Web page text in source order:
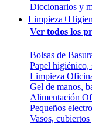
Diccionarios y
Ver todos los
Bolsas de
Papel higiénico,
Limpieza
Gel de manos,
Alimentación
Pequeños
Vasos,